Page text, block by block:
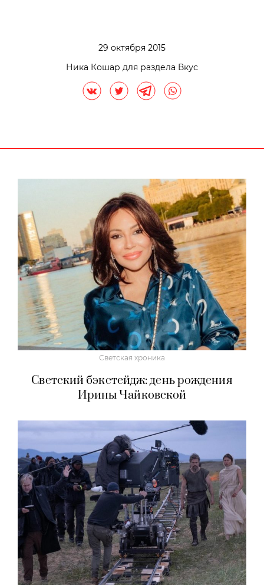
29 октября 2015
Ника Кошар для раздела Вкус
Светская хроника
Светский бэкстейдж: день рождения
Ирины Чайковской